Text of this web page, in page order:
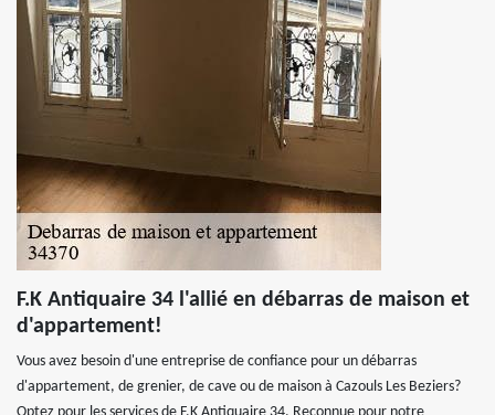
F.K Antiquaire 34 l'allié en débarras de maison et
d'appartement!
Vous avez besoin d'une entreprise de confiance pour un débarras
d'appartement, de grenier, de cave ou de maison à Cazouls Les Beziers?